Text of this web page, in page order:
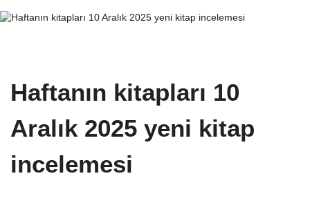
Haftanın kitapları 10
Aralık 2025 yeni kitap
incelemesi